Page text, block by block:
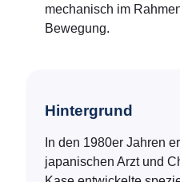
mechanisch im
Bewegung.
Hintergrund
In den 1980er Jahren
japanischen Arzt und